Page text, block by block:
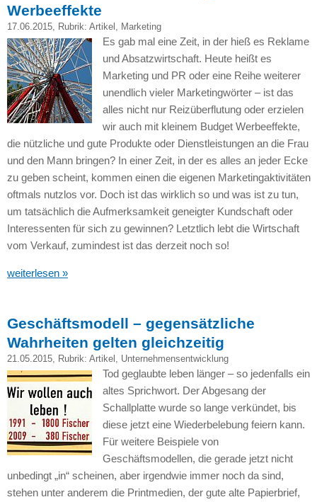
Werbeeffekte
17.06.2015, Rubrik: Artikel Marketing
Es gab mal eine Zeit, in der hieß es Reklame
und Absatzwirtschaft. Heute heißt es
Marketing und PR oder eine Reihe weiterer
unendlich vieler Marketingwörter – ist das
alles nicht nur Reizüberflutung oder erzielen
wir auch mit kleinem Budget Werbeeffekte,
die nützliche und gute Produkte oder Dienstleistungen an die Frau
und den Mann bringen? In einer Zeit, in der es alles an jeder Ecke
zu geben scheint, kommen einen die eigenen Marketingaktivitäten
oftmals nutzlos vor. Doch ist das wirklich so und was ist zu tun,
um tatsächlich die Aufmerksamkeit geneigter Kundschaft oder
Interessenten für sich zu gewinnen? Letztlich lebt die Wirtschaft
vom Verkauf, zumindest ist das derzeit noch so!
weiterlesen »
Geschäftsmodell – gegensätzliche
Wahrheiten gelten gleichzeitig
21.05.2015, Rubrik: Artikel Unternehmensentwicklung
Tod geglaubte leben länger – so jedenfalls ein
altes Sprichwort. Der Abgesang der
Schallplatte wurde so lange verkündet, bis
diese jetzt eine Wiederbelebung feiern kann.
Für weitere Beispiele von
Geschäftsmodellen, die gerade jetzt nicht
unbedingt „in“ scheinen, aber irgendwie immer noch da sind,
stehen unter anderem die Printmedien, der gute alte Papierbrief,